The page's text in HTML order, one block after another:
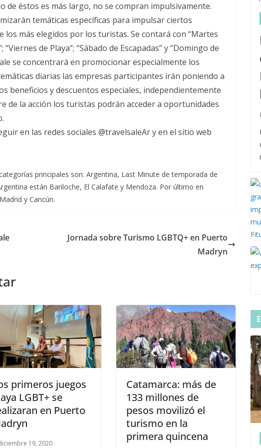
de éstos es más largo, no se compran impulsivamente.
temáticas específicas para impulsar ciertos
más elegidos por los turistas. Se contará con “Martes
“Viernes de Playa”; “Sábado de Escapadas” y “Domingo de
se concentrará en promocionar especialmente los
diarias las empresas participantes irán poniendo a
beneficios y descuentos especiales, independientemente
de la acción los turistas podrán acceder a oportunidades
en las redes sociales @travelsaleAr y en el sitio web
principales son: Argentina, Last Minute de temporada de
están Bariloche, El Calafate y Mendoza. Por último en
y Cancún.
Jornada sobre Turismo LGBTQ+ en Puerto
Madryn
primeros juegos
LGBT+ se
en Puerto
19, 2020
Catamarca: más de
133 millones de
pesos movilizó el
turismo en la
primera quincena